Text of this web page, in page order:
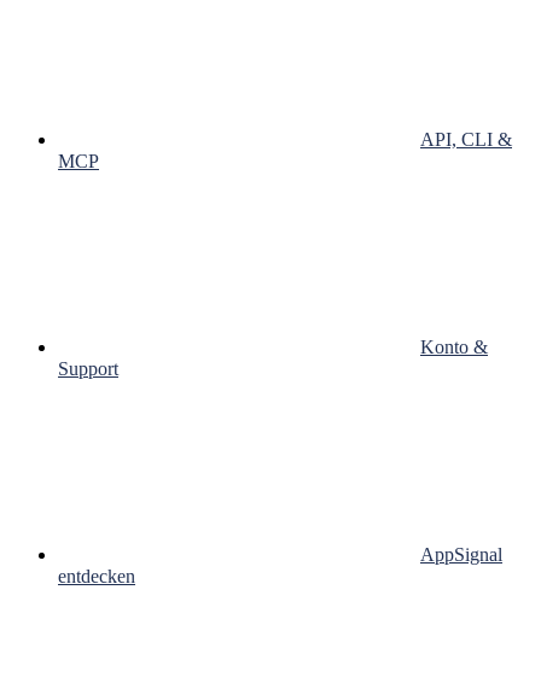
API, CLI &
MCP
Konto &
Support
AppSignal
entdecken